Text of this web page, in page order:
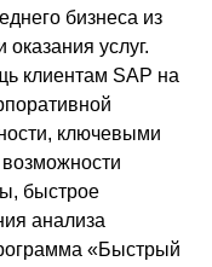
бизнеса из
услуг.
клиентам SAP на
ключевыми
быстрое
анализа
«Быстрый